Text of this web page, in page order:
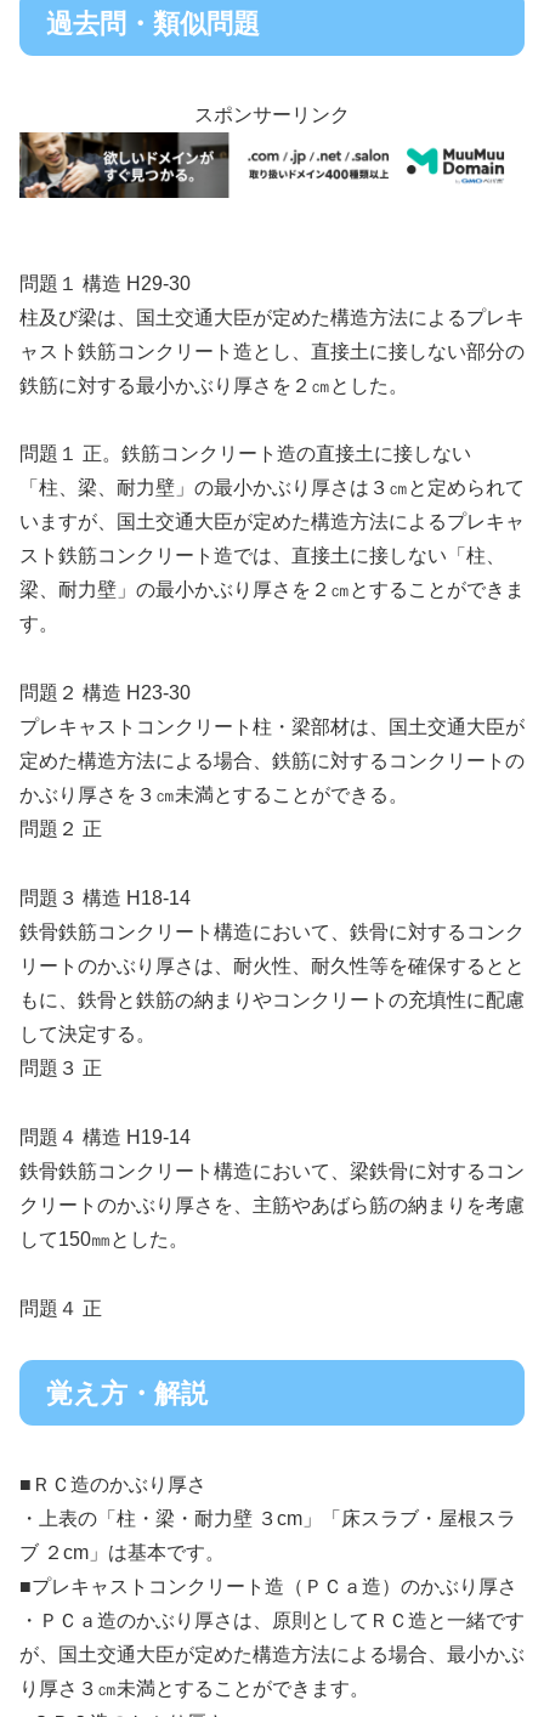
過去問・類似問題
スポンサーリンク
問題１ 構造 H29-30
柱及び梁は、国土交通大臣が定めた構造方法によるプレキ
ャスト鉄筋コンクリート造とし、直接土に接しない部分の
鉄筋に対する最小かぶり厚さを２㎝とした。
問題１ 正。鉄筋コンクリート造の直接土に接しない
「柱、梁、耐力壁」の最小かぶり厚さは３㎝と定められて
いますが、国土交通大臣が定めた構造方法によるプレキャ
スト鉄筋コンクリート造では、直接土に接しない「柱、
梁、耐力壁」の最小かぶり厚さを２㎝とすることができま
す。
問題２ 構造 H23-30
プレキャストコンクリート柱・梁部材は、国土交通大臣が
定めた構造方法による場合、鉄筋に対するコンクリートの
かぶり厚さを３㎝未満とすることができる。
問題２ 正
問題３ 構造 H18-14
鉄骨鉄筋コンクリート構造において、鉄骨に対するコンク
リートのかぶり厚さは、耐火性、耐久性等を確保するとと
もに、鉄骨と鉄筋の納まりやコンクリートの充填性に配慮
して決定する。
問題３ 正
問題４ 構造 H19-14
鉄骨鉄筋コンクリート構造において、梁鉄骨に対するコン
クリートのかぶり厚さを、主筋やあばら筋の納まりを考慮
して150㎜とした。
問題４ 正
覚え方・解説
■ＲＣ造のかぶり厚さ
・上表の「柱・梁・耐力壁 ３cm」「床スラブ・屋根スラ
ブ ２cm」は基本です。
■プレキャストコンクリート造（ＰＣａ造）のかぶり厚さ
・ＰＣａ造のかぶり厚さは、原則としてＲＣ造と一緒です
が、国土交通大臣が定めた構造方法による場合、最小かぶ
り厚さ３㎝未満とすることができます。